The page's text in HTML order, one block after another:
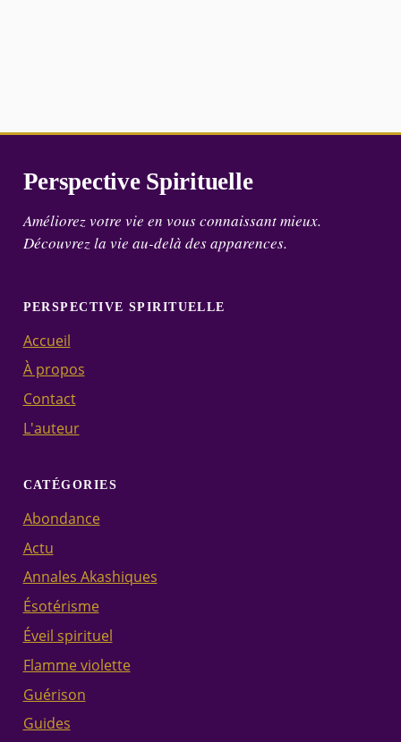
Perspective Spirituelle
Améliorez votre vie en vous connaissant mieux.
Découvrez la vie au-delà des apparences.
PERSPECTIVE SPIRITUELLE
Accueil
À propos
Contact
L'auteur
CATÉGORIES
Abondance
Actu
Annales Akashiques
Ésotérisme
Éveil spirituel
Flamme violette
Guérison
Guides